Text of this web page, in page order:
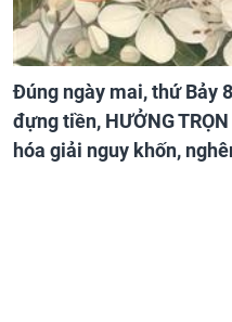
Đúng ngày mai, thứ Bảy
đựng tiền, HƯỞNG
hóa giải nguy khốn,